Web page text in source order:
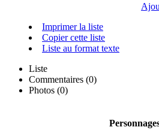
Imprimer la liste
Copier cette liste
Liste au format texte
Liste
Commentaires (0)
Photos (0)